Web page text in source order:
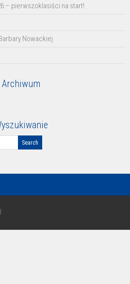
– pierwszoklasiści na start!
Nowackiej
Archiwum